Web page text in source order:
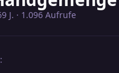
9 J. · 1.096 Aufrufe